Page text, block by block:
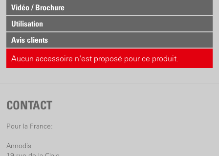
Vidéo / Brochure
Utilisation
Avis clients
Aucun accessoire n'est proposé pour ce produit.
CONTACT
Pour la France:
Annodis